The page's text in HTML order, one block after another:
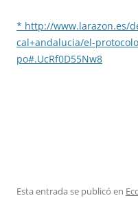
* http://www.larazon.es/
cal+andalucia/el-
po#.UcRf0D55Nw8
Esta entrada se publicó en